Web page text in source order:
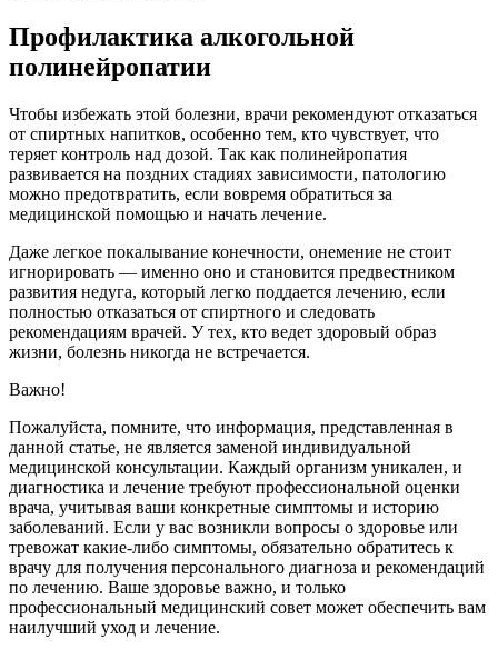
Профилактика алкогольной
полинейропатии
Чтобы избежать этой болезни, врачи рекомендуют отказаться
от спиртных напитков, особенно тем, кто чувствует, что
теряет контроль над дозой. Так как полинейропатия
развивается на поздних стадиях зависимости, патологию
можно предотвратить, если вовремя обратиться за
медицинской помощью и начать лечение.
Даже легкое покалывание конечности, онемение не стоит
игнорировать — именно оно и становится предвестником
развития недуга, который легко поддается лечению, если
полностью отказаться от спиртного и следовать
рекомендациям врачей. У тех, кто ведет здоровый образ
жизни, болезнь никогда не встречается.
Важно!
Пожалуйста, помните, что информация, представленная в
данной статье, не является заменой индивидуальной
медицинской консультации. Каждый организм уникален, и
диагностика и лечение требуют профессиональной оценки
врача, учитывая ваши конкретные симптомы и историю
заболеваний. Если у вас возникли вопросы о здоровье или
тревожат какие-либо симптомы, обязательно обратитесь к
врачу для получения персонального диагноза и рекомендаций
по лечению. Ваше здоровье важно, и только
профессиональный медицинский совет может обеспечить вам
наилучший уход и лечение.